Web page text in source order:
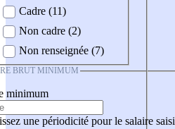
Cadre (11)
Non cadre (2)
Non renseignée (7)
BRUT MINIMUM
minimum
une périodicité pour le salaire saisi